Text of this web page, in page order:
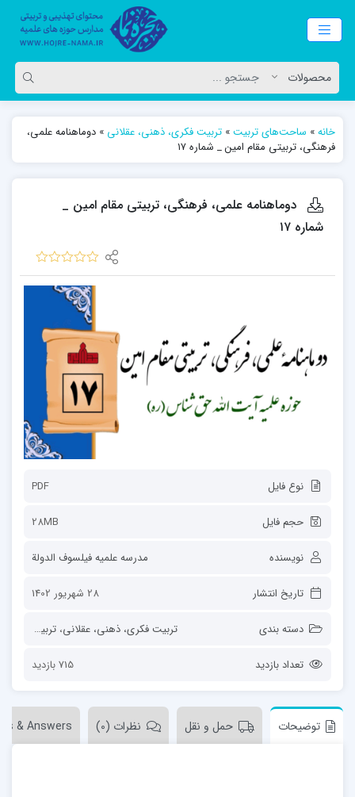
خانه» ساحت‌های تربیت» تربیت فکری، ذهنی، عقلانی » دوماهنامه علمی،
فرهنگی، تربیتی مقام امین _ شماره ۱۷
دوماهنامه علمی، فرهنگی، تربیتی مقام امین _
شماره ۱۷
نوع فایل PDF
حجم فایل 28MB
نویسنده مدرسه علمیه فیلسوف الدولة
تاریخ انتشار 28 شهریور 1402
دسته بندی تربیت فکری، ذهنی، عقلانی، تربیت محیطی
تعداد بازدید 715 بازدید
توضیحات حمل و نقل نظرات (0) & Answers